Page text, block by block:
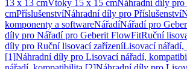
13 x 13 cmVtoky 15 x 15 cmNáhradní díly
cmPříslušenstvíNáhradní díly pro Příslušenství
komponenty a softwareNářadíNářadí pro
díly pro Nářadí pro Geberit FlowFitRuční
díly pro Ruční lisovací zařízeníLisovací nářadí,
[1]Náhradní díly pro Lisovací nářadí,